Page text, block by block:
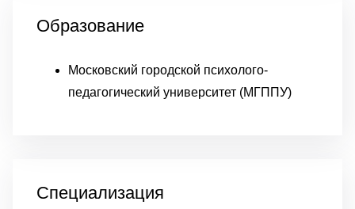
Образование
Московский городской психолого-
педагогический университет (МГППУ)
Специализация